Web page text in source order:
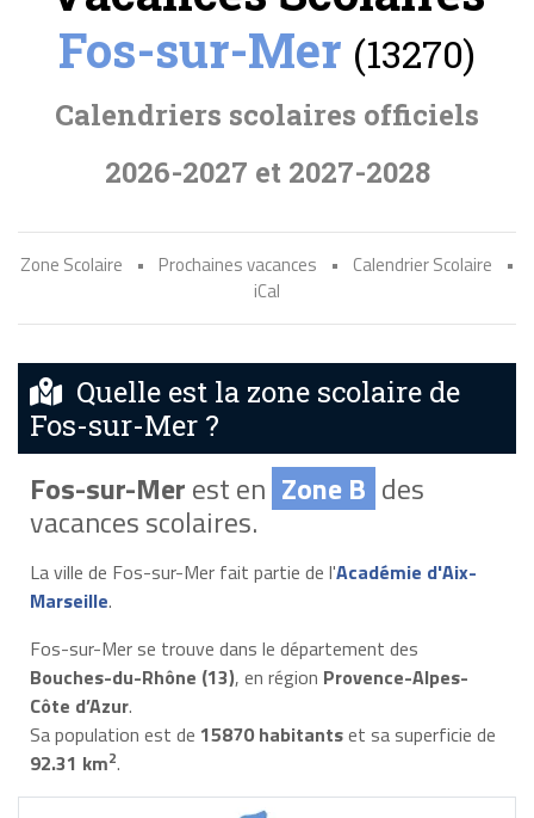
Fos-sur-Mer (13270)
Calendriers scolaires officiels
2026-2027 et 2027-2028
Zone Scolaire • Prochaines vacances • Calendrier Scolaire
•
iCal
Quelle est la zone scolaire de
Fos-sur-Mer ?
Fos-sur-Merest en Zone B des
vacances scolaires.
La ville de Fos-sur-Mer fait partie de l'Académie d'Aix-
Marseille.
Fos-sur-Mer se trouve dans le département des
Bouches-du-Rhône (13), en région Provence-Alpes-
Côte d’Azur.
Sa population est de 15870 habitantset sa superficie de
92.31 km2.